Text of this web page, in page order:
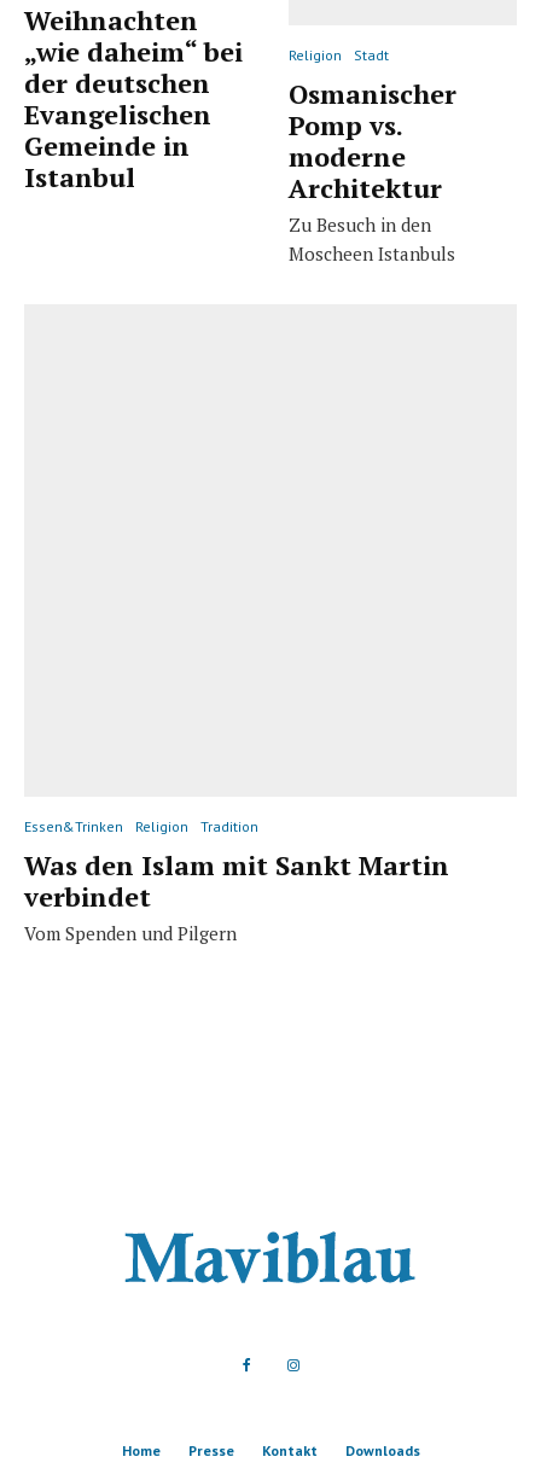
Weihnachten
„wie daheim“ bei
der deutschen
Evangelischen
Gemeinde in
Istanbul
Religion Stadt
Osmanischer
Pomp vs.
moderne
Architektur
Zu Besuch in den
Moscheen Istanbuls
Essen&Trinken Religion Tradition
Was den Islam mit Sankt Martin
verbindet
Vom Spenden und Pilgern
Home Presse Kontakt Downloads